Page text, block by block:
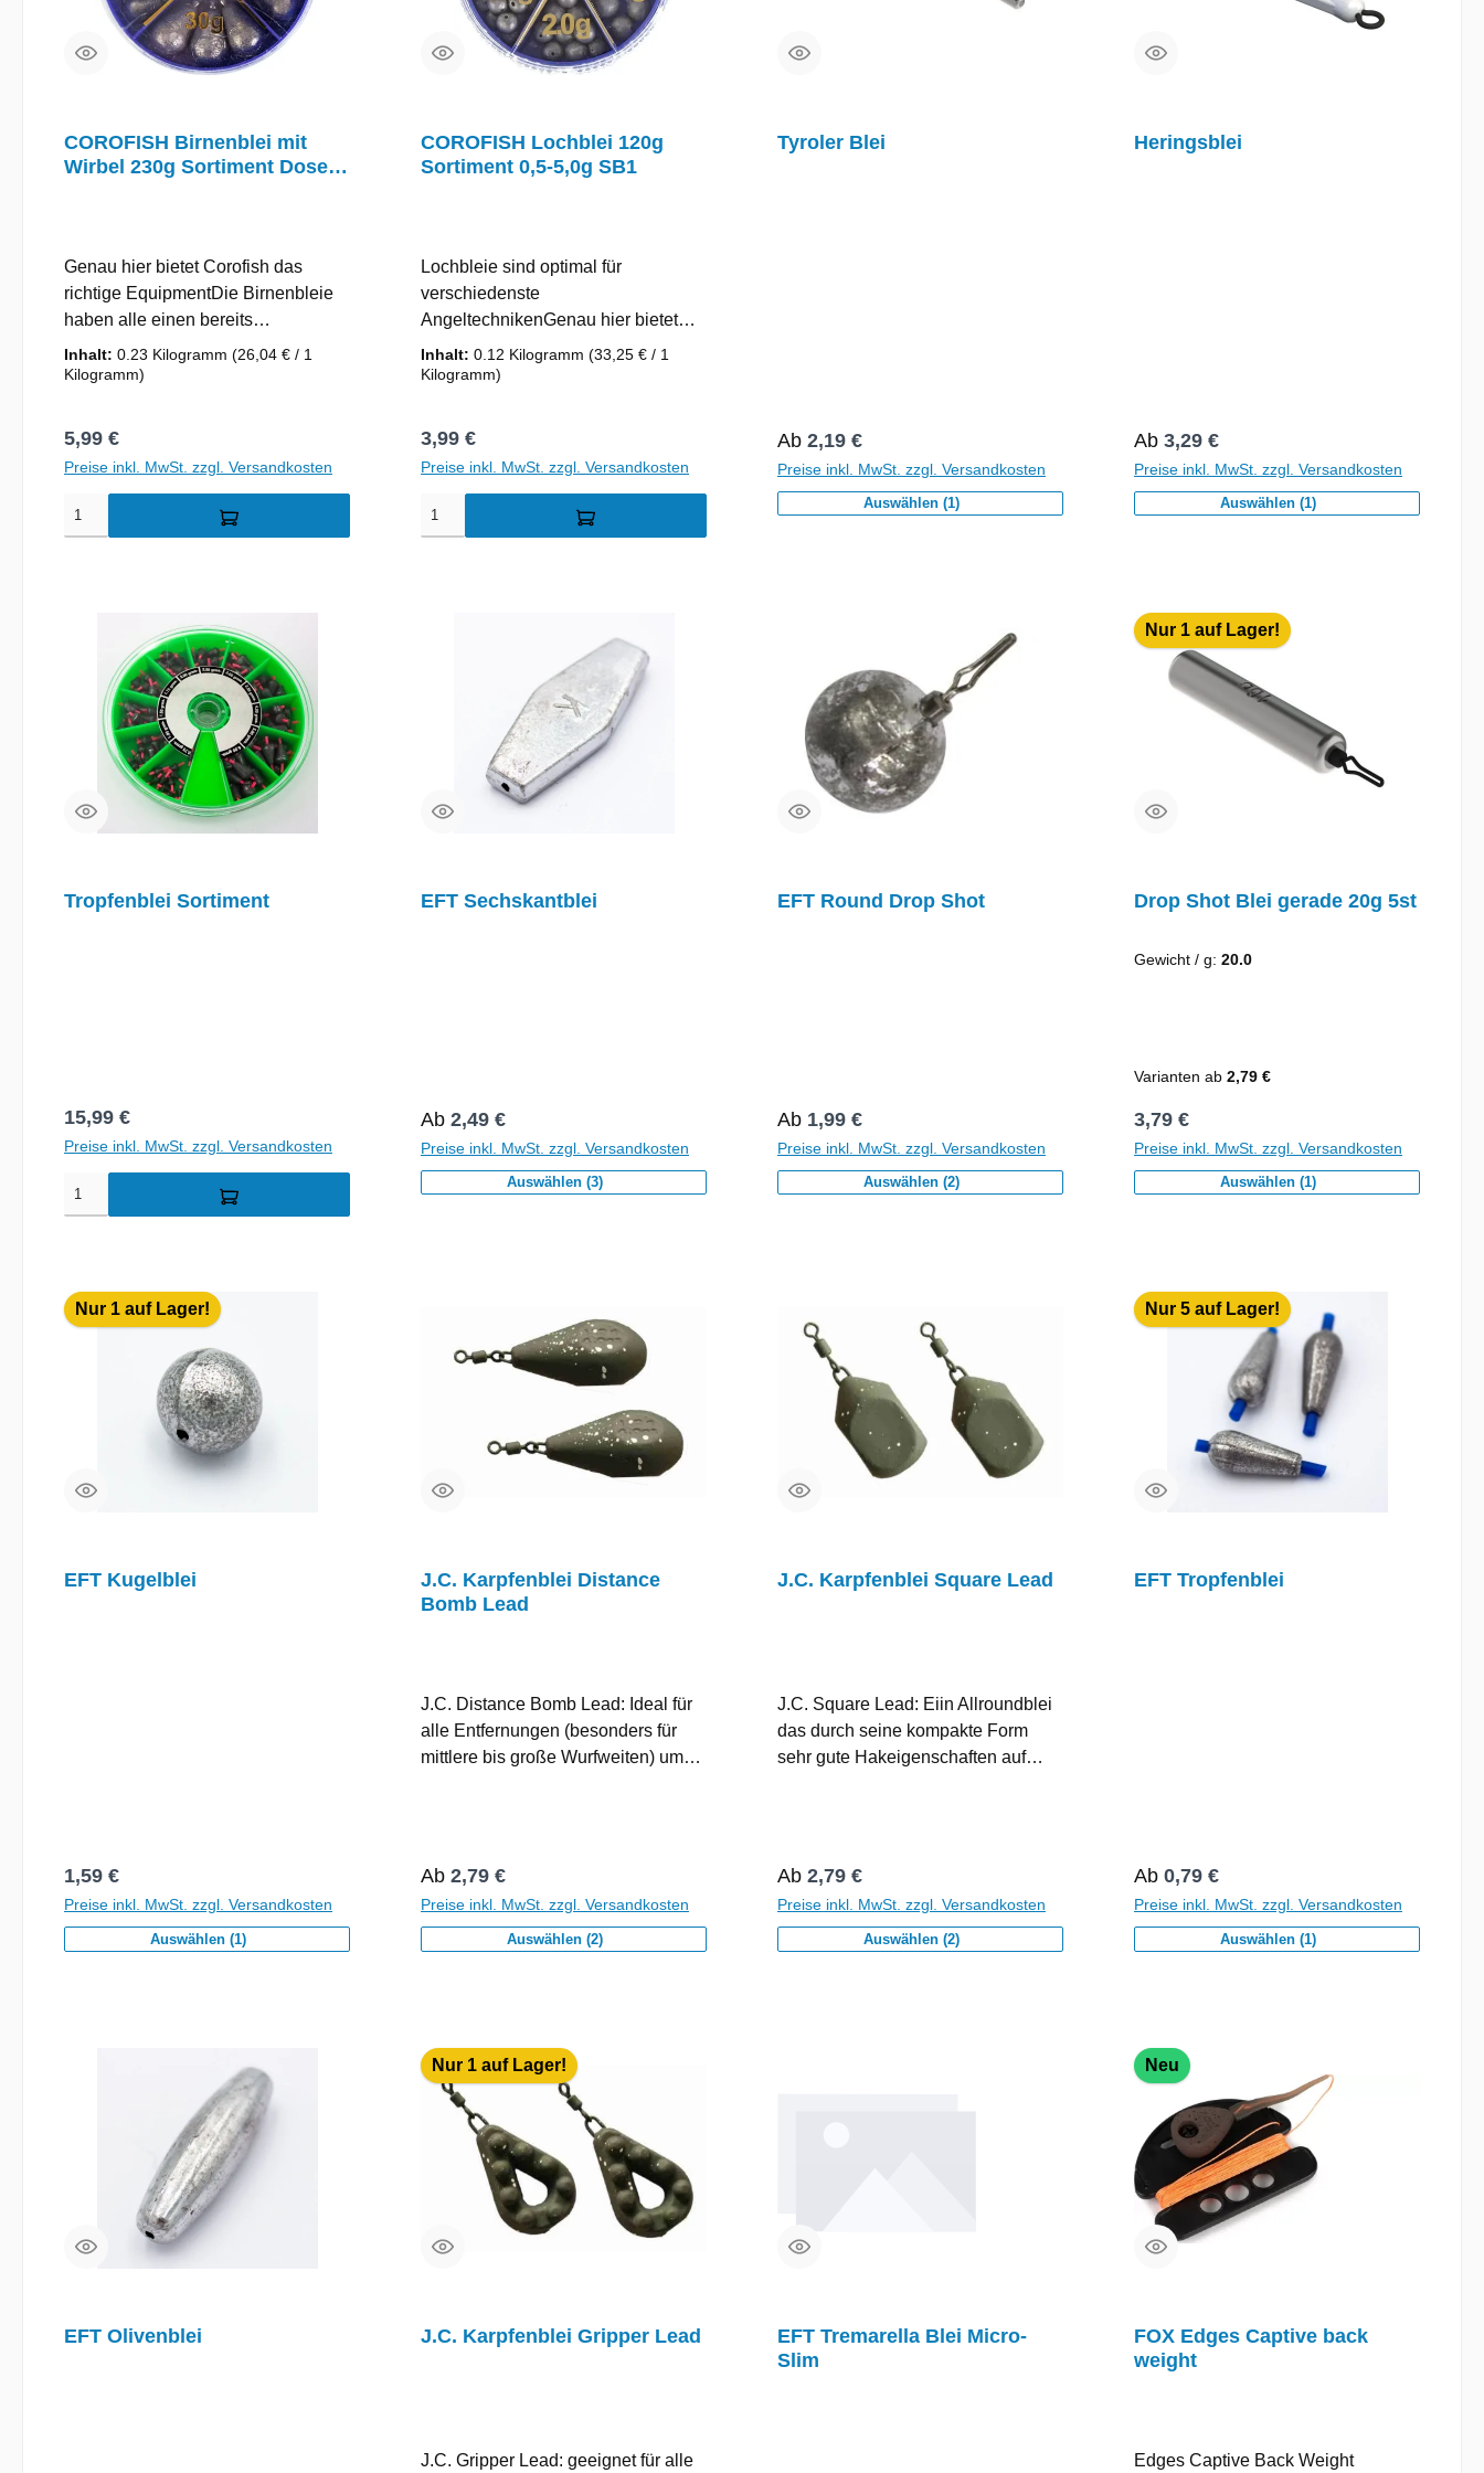
COROFISH Birnenblei mit
Wirbel 230g Sortiment Dose
Genau hier bietet Corofish das
richtige EquipmentDie Birnenbleie
haben alle einen bereits
angebrachten WirbelDie Birnenbleie
haben alle einen bereits
werden! Gesaminhalt des
Sortiments: 230gGewichte-
Staffelung: 5g / 10g / 15g / 20g / 30g
Inhalt: 0.23 Kilogramm (26,04 € / 1
Kilogramm)
Regulärer Preis:
5,99 €
Preise inkl. MwSt. zzgl. Versandkosten
COROFISH Lochblei 120g
Sortiment 0,5-5,0g SB1
Lochbleie sind optimal für
verschiedenste
AngeltechnikenGenau hier bietet
Corofish das richtige
EquipmentGesamtinhalt des
Inhalt: 0.12 Kilogramm (33,25 € / 1
Kilogramm)
Regulärer Preis:
3,99 €
Preise inkl. MwSt. zzgl. Versandkosten
Tyroler Blei
Regulärer Preis:
Ab 2,19 €
Preise inkl. MwSt. zzgl. Versandkosten
Auswählen (1)
Heringsblei
Regulärer Preis:
Ab 3,29 €
Preise inkl. MwSt. zzgl. Versandkosten
Auswählen (1)
Tropfenblei Sortiment
Regulärer Preis:
15,99 €
Preise inkl. MwSt. zzgl. Versandkosten
EFT Sechskantblei
Regulärer Preis:
Ab 2,49 €
Preise inkl. MwSt. zzgl. Versandkosten
Auswählen (3)
EFT Round Drop Shot
Regulärer Preis:
Ab 1,99 €
Preise inkl. MwSt. zzgl. Versandkosten
Auswählen (2)
Nur 1 auf Lager!
Drop Shot Blei gerade 20g 5st
Gewicht / g: 20.0
Varianten ab 2,79 €
Regulärer Preis:
3,79 €
Preise inkl. MwSt. zzgl. Versandkosten
Auswählen (1)
Nur 1 auf Lager!
EFT Kugelblei
Regulärer Preis:
1,59 €
Preise inkl. MwSt. zzgl. Versandkosten
Auswählen (1)
J.C. Karpfenblei Distance
Bomb Lead
J.C. Distance Bomb Lead: Ideal für
alle Entfernungen (besonders für
mittlere bis große Wurfweiten) um
bis mittlere Strömung
geeignet.Beschichtet, Wirbelgröße 7
Regulärer Preis:
Ab 2,79 €
Preise inkl. MwSt. zzgl. Versandkosten
Auswählen (2)
J.C. Karpfenblei Square Lead
J.C. Square Lead: Eiin Allroundblei
das durch seine kompakte Form
sehr gute Hakeigenschaften auf
flache Gewässer.Beschichtet,
Wirbelgröße 7
Regulärer Preis:
Ab 2,79 €
Preise inkl. MwSt. zzgl. Versandkosten
Auswählen (2)
Nur 5 auf Lager!
EFT Tropfenblei
Regulärer Preis:
Ab 0,79 €
Preise inkl. MwSt. zzgl. Versandkosten
Auswählen (1)
EFT Olivenblei
Nur 1 auf Lager!
J.C. Karpfenblei Gripper Lead
J.C. Gripper Lead: geeignet für alle
EFT Tremarella Blei Micro-
Slim
Neu
FOX Edges Captive back
weight
Edges Captive Back Weight